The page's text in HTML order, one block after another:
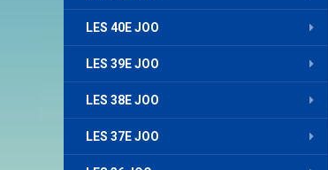
LES 40E JOO
LES 39E JOO
LES 38E JOO
LES 37E JOO